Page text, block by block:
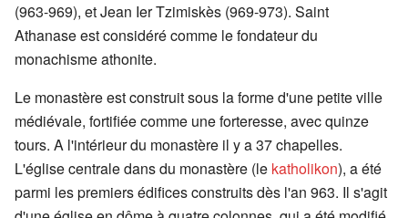
(963-969), et Jean Ier Tzimiskès (969-973). Saint
Athanase est considéré comme le fondateur du
monachisme athonite.
Le monastère est construit sous la forme d'une petite ville
médiévale, fortifiée comme une forteresse, avec quinze
tours. A l'intérieur du monastère il y a 37 chapelles.
L'église centrale dans du monastère (le katholikon), a été
parmi les premiers édifices construits dès l'an 963. Il s'agit